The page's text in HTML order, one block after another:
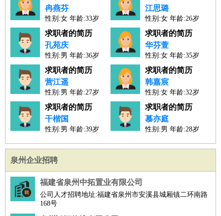
冉燕芬
性别:女 年龄:33岁
人才工作经验：9年
江思璐
性别:女 年龄:26岁
人才工作经验：3年
求职者的简历
孔苑庆
性别:男 年龄:36岁
人才工作经验：14年
求职者的简历
华芬萱
性别:女 年龄:35岁
人才工作经验：13年
求职者的简历
营江遥
性别:男 年龄:27岁
人才工作经验：3年
求职者的简历
韩嘉宸
性别:女 年龄:32岁
人才工作经验：9年
求职者的简历
干楷国
性别:男 年龄:39岁
求职者的简历
慕亦庭
性别:男 年龄:28岁
泉州企业招聘
福建省泉州中拓置业有限公司
公司人才招聘地址:福建省泉州市安溪县城厢镇二环南路
168号